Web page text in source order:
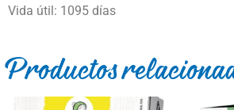
Vida útil: 1095 días
Productos